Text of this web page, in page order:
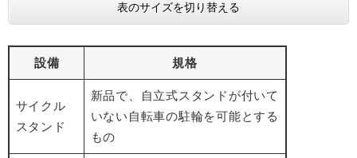
表のサイズを切り替える
設備 規格
サイクル
スタンド
新品で、自立式スタンドが付いて
いない自転車の駐輪を可能とする
もの